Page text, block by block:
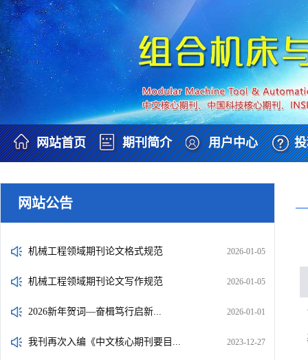
网站首页 期刊简介 用户中心
网站公告
机械工程领域期刊论文格式规范 2026-01-05
机械工程领域期刊论文写作规范 2026-01-05
2026新年贺词—奋楫笃行启新... 2026-01-01
我刊再次入编《中文核心期刊要目... 2023-12-27